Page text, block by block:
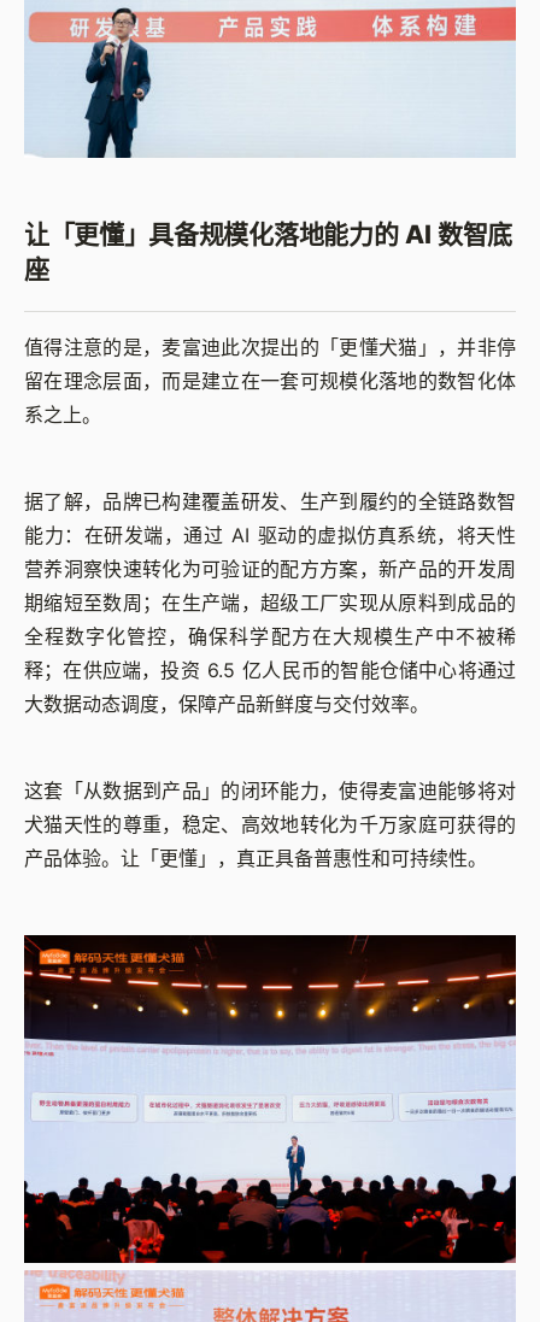
让「更懂」具备规模化落地能力的 AI 数智底
座
值得注意的是，麦富迪此次提出的「更懂犬猫」，并非停
留在理念层面，而是建立在一套可规模化落地的数智化体
系之上。
据了解，品牌已构建覆盖研发、生产到履约的全链路数智
能力：在研发端，通过 AI 驱动的虚拟仿真系统，将天性
营养洞察快速转化为可验证的配方方案，新产品的开发周
期缩短至数周；在生产端，超级工厂实现从原料到成品的
全程数字化管控，确保科学配方在大规模生产中不被稀
释；在供应端，投资 6.5 亿人民币的智能仓储中心将通过
大数据动态调度，保障产品新鲜度与交付效率。
这套「从数据到产品」的闭环能力，使得麦富迪能够将对
犬猫天性的尊重，稳定、高效地转化为千万家庭可获得的
产品体验。让「更懂」，真正具备普惠性和可持续性。